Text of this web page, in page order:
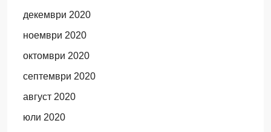
декември 2020
ноември 2020
октомври 2020
септември 2020
август 2020
юли 2020